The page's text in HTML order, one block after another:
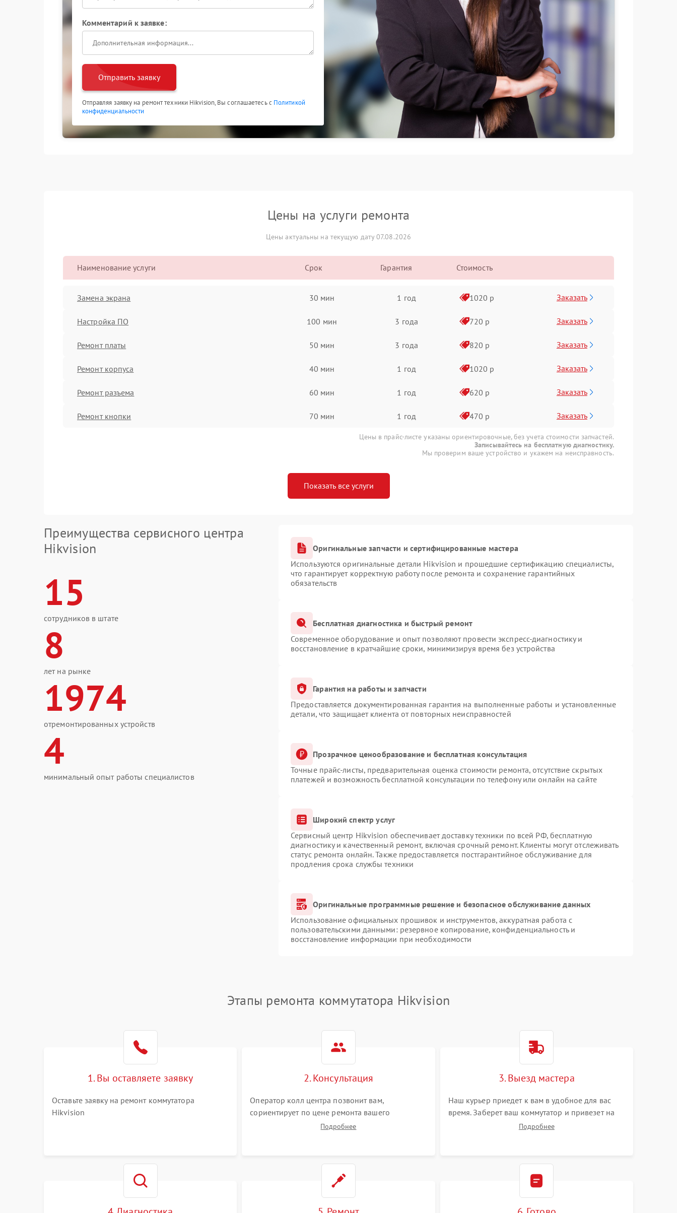
Комментарий к заявке:
Отправить заявку
Отправляя заявку на ремонт техники Hikvision, Вы соглашаетесь с Политикой
конфиденциальности
Цены на услуги ремонта
Цены актуальны на текущую дату 07.08.2026
Наименование услуги Срок Гарантия Стоимость
Замена экрана 30 мин 1 год 1020 р Заказать
Настройка ПО 100 мин 3 года 720 р Заказать
Ремонт платы 50 мин 3 года 820 р Заказать
Ремонт корпуса 40 мин 1 год 1020 р Заказать
Ремонт разъема 60 мин 1 год 620 р Заказать
Ремонт кнопки 70 мин 1 год 470 р Заказать
Цены в прайс-листе указаны ориентировочные, без учета стоимости запчастей.
Записывайтесь на бесплатную диагностику.
Мы проверим ваше устройство и укажем на неисправность.
Показать все услуги
Преимущества сервисного центра
Hikvision
15
сотрудников в штате
8
лет на рынке
1974
отремонтированных устройств
4
минимальный опыт работы специалистов
Оригинальные запчасти и сертифицированные мастера
Используются оригинальные детали Hikvision и прошедшие сертификацию специалисты,
что гарантирует корректную работу после ремонта и сохранение гарантийных
обязательств
Бесплатная диагностика и быстрый ремонт
Современное оборудование и опыт позволяют провести экспресс-диагностику и
восстановление в кратчайшие сроки, минимизируя время без устройства
Гарантия на работы и запчасти
Предоставляется документированная гарантия на выполненные работы и установленные
детали, что защищает клиента от повторных неисправностей
Прозрачное ценообразование и бесплатная консультация
Точные прайс-листы, предварительная оценка стоимости ремонта, отсутствие скрытых
платежей и возможность бесплатной консультации по телефону или онлайн на сайте
Широкий спектр услуг
Сервисный центр Hikvision обеспечивает доставку техники по всей РФ, бесплатную
диагностику и качественный ремонт, включая срочный ремонт. Клиенты могут отслеживать
статус ремонта онлайн. Также предоставляется постгарантийное обслуживание для
продления срока службы техники
Оригинальные программные решение и безопасное обслуживание данных
Использование официальных прошивок и инструментов, аккуратная работа с
пользовательскими данными: резервное копирование, конфиденциальность и
восстановление информации при необходимости
Этапы ремонта коммутатора Hikvision
1. Вы оставляете заявку
Оставьте заявку на ремонт коммутатора
Hikvision
2. Консультация
Оператор колл центра позвонит вам,
сориентирует по цене ремонта вашего
коммутатора а также ответит на все ваши
Подробнее
3. Выезд мастера
Наш курьер приедет к вам в удобное для вас
время. Заберет ваш коммутатор и привезет на
склад для диагностики.Подробнее